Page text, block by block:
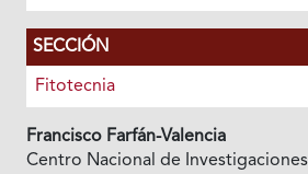
SECCIÓN
Fitotecnia
Francisco Farfán-Valencia
Centro Nacional de